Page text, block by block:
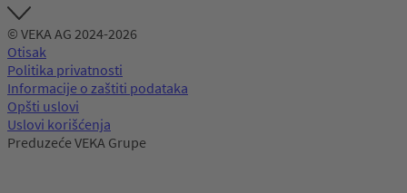
© VEKA AG 2024-2026
Otisak
Politika privatnosti
Informacije o zaštiti podataka
Opšti uslovi
Uslovi korišćenja
Preduzeće VEKA Grupe